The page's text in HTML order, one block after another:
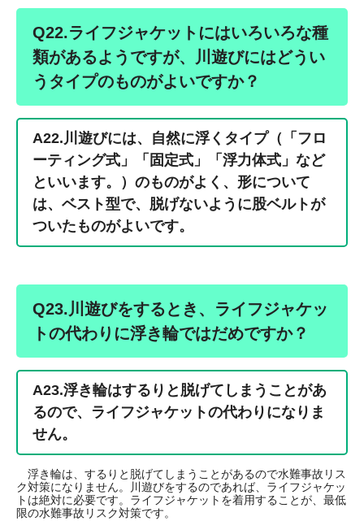
Q22.ライフジャケットにはいろいろな種
類があるようですが、川遊びにはどうい
うタイプのものがよいですか？
A22.川遊びには、自然に浮くタイプ（「フロ
ーティング式」「固定式」「浮力体式」など
といいます。）のものがよく、形について
は、ベスト型で、脱げないように股ベルトが
ついたものがよいです。
Q23.川遊びをするとき、ライフジャケッ
トの代わりに浮き輪ではだめですか？
A23.浮き輪はするりと脱げてしまうことがあ
るので、ライフジャケットの代わりになりま
せん。
浮き輪は、するりと脱げてしまうことがあるので水難事故リス
ク対策になりません。川遊びをするのであれば、ライフジャケッ
トは絶対に必要です。ライフジャケットを着用することが、最低
限の水難事故リスク対策です。